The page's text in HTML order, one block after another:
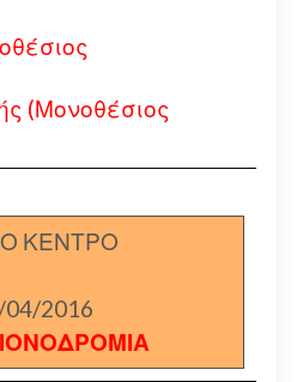
(Μονοθέσιος
ΚΕΝΤΡΟ
2016